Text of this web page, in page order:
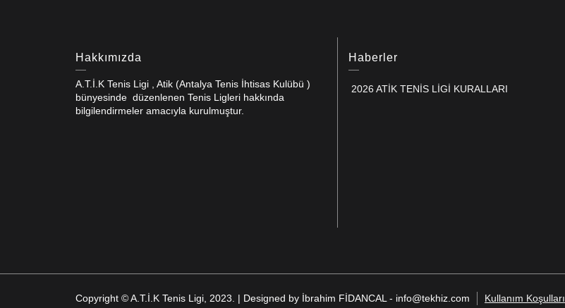
Hakkımızda
A.T.İ.K Tenis Ligi , Atik (Antalya Tenis İhtisas Kulübü )
bünyesinde düzenlenen Tenis Ligleri hakkında
bilgilendirmeler amacıyla kurulmuştur.
Haberler
2026 ATİK TENİS LİGİ KURALLARI
Copyright © A.T.İ.K Tenis Ligi, 2023. | Designed by İbrahim FİDANCAL - info@tekhiz.com Kullanım Koşulları